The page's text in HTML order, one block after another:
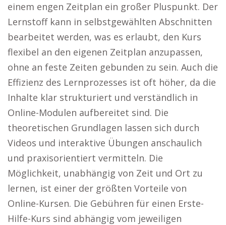
einem engen Zeitplan ein großer Pluspunkt. Der
Lernstoff kann in selbstgewählten Abschnitten
bearbeitet werden, was es erlaubt, den Kurs
flexibel an den eigenen Zeitplan anzupassen,
ohne an feste Zeiten gebunden zu sein. Auch die
Effizienz des Lernprozesses ist oft höher, da die
Inhalte klar strukturiert und verständlich in
Online-Modulen aufbereitet sind. Die
theoretischen Grundlagen lassen sich durch
Videos und interaktive Übungen anschaulich
und praxisorientiert vermitteln. Die
Möglichkeit, unabhängig von Zeit und Ort zu
lernen, ist einer der größten Vorteile von
Online-Kursen. Die Gebühren für einen Erste-
Hilfe-Kurs sind abhängig vom jeweiligen